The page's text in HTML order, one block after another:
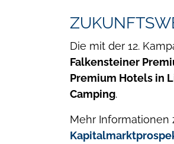
Die mit der 12.
Falkensteiner
Premium Hotels in
Camping.
Mehr